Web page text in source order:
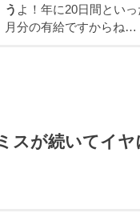
う よ！年に20日間とい
月分の有給ですからね…
スが続いてイヤ